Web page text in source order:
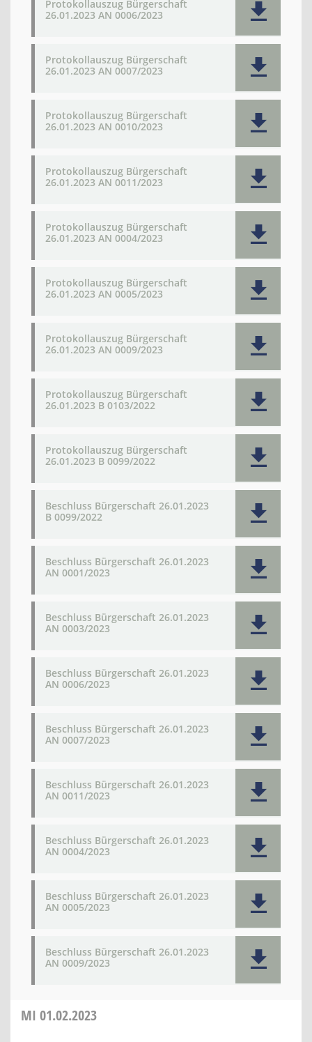
Protokollauszug Bürgerschaft
26.01.2023 AN 0006/2023
Protokollauszug Bürgerschaft
26.01.2023 AN 0007/2023
Protokollauszug Bürgerschaft
26.01.2023 AN 0010/2023
Protokollauszug Bürgerschaft
26.01.2023 AN 0011/2023
Protokollauszug Bürgerschaft
26.01.2023 AN 0004/2023
Protokollauszug Bürgerschaft
26.01.2023 AN 0005/2023
Protokollauszug Bürgerschaft
26.01.2023 AN 0009/2023
Protokollauszug Bürgerschaft
26.01.2023 B 0103/2022
Protokollauszug Bürgerschaft
26.01.2023 B 0099/2022
Beschluss Bürgerschaft 26.01.2023
B 0099/2022
Beschluss Bürgerschaft 26.01.2023
AN 0001/2023
Beschluss Bürgerschaft 26.01.2023
AN 0003/2023
Beschluss Bürgerschaft 26.01.2023
AN 0006/2023
Beschluss Bürgerschaft 26.01.2023
AN 0007/2023
Beschluss Bürgerschaft 26.01.2023
AN 0011/2023
Beschluss Bürgerschaft 26.01.2023
AN 0004/2023
Beschluss Bürgerschaft 26.01.2023
AN 0005/2023
Beschluss Bürgerschaft 26.01.2023
AN 0009/2023
MI 01.02.2023